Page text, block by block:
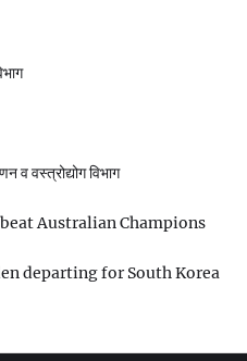
व वस्‍त्रोद्योग विभाग
Australian Champions
departing for South Korea